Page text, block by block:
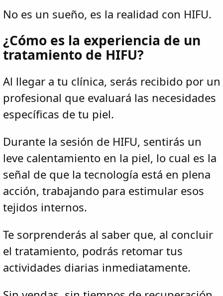
No es un sueño, es la realidad con HIFU.
¿Cómo es la experiencia de un
tratamiento de HIFU?
Al llegar a tu clínica, serás recibido por un
profesional que evaluará las necesidades
específicas de tu piel.
Durante la sesión de HIFU, sentirás un
leve calentamiento en la piel, lo cual es la
señal de que la tecnología está en plena
acción, trabajando para estimular esos
tejidos internos.
Te sorprenderás al saber que, al concluir
el tratamiento, podrás retomar tus
actividades diarias inmediatamente.